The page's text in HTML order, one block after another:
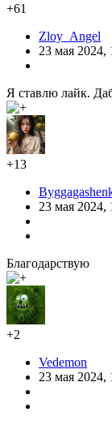
+61
Zloy_Angel
23 мая 2024,
Я ставлю лайк.
+13
23 мая 2024,
Благодарствую
+2
Vedemon
23 мая 2024,